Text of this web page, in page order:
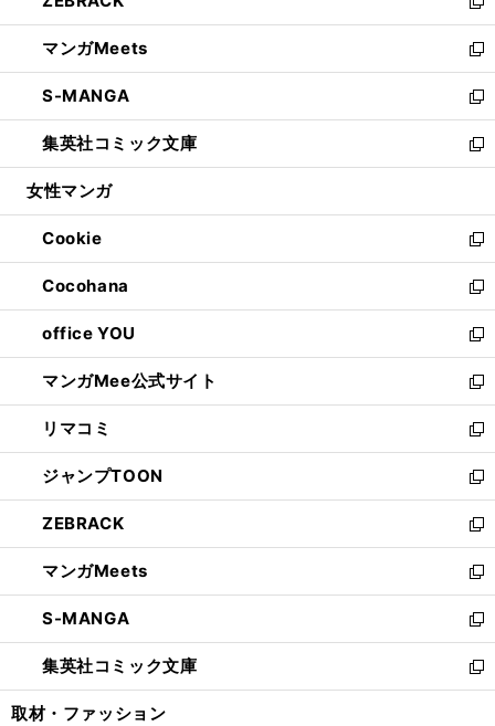
開
く
ウ
で
開
く
ン
ド
ウ
で
開
く
い
ウ
ィ
ン
ド
ウ
で
開
新
し
い
ウ
ィ
ン
ド
ウ
開
く
マンガMeets
新
し
い
ウ
ィ
ン
ウ
で
開
く
S-MANGA
新
し
い
ウ
ン
ド
ウ
で
開
く
集英社コミック文庫
新
し
ウ
ィ
ン
ド
ウ
で
開
く
女性マンガ
Cookie
新
し
い
ウ
ィ
ン
ド
ウ
で
開
く
Cocohana
新
し
い
ウ
ィ
ン
ド
ウ
で
開
く
office YOU
新
し
い
ウ
ィ
ン
ド
ウ
で
開
く
マンガMee公式サイト
新
し
い
ウ
ィ
ン
ド
ウ
で
開
く
リマコミ
新
し
い
ウ
ィ
ン
ド
ウ
で
開
く
ジャンプTOON
新
し
い
ウ
ィ
ン
ド
ウ
で
開
ZEBRACK
新
し
い
ウ
ィ
ン
ド
ウ
マンガMeets
新
し
い
ウ
ィ
ン
S-MANGA
新
し
い
ウ
集英社コミック文庫
新
し
取材・ファッション